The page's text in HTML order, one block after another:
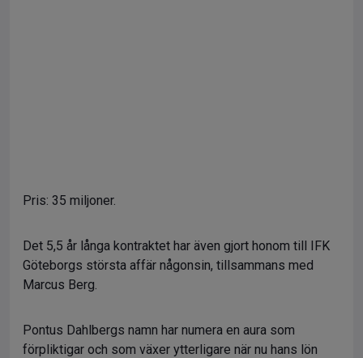
Pris: 35 miljoner.
Det 5,5 år långa kontraktet har även gjort honom till IFK
Göteborgs största affär någonsin, tillsammans med
Marcus Berg.
Pontus Dahlbergs namn har numera en aura som
förpliktigar och som växer ytterligare när nu hans lön